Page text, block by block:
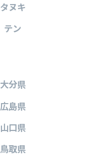
タヌキ
テン
大分県
広島県
山口県
鳥取県